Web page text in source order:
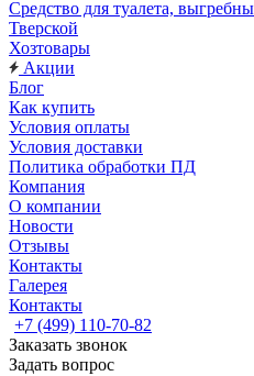
Средство для туалета,
Тверской
Хозтовары
Акции
Блог
Как купить
Условия оплаты
Условия доставки
Политика обработки ПД
Компания
О компании
Новости
Отзывы
Контакты
Галерея
Контакты
+7 (499) 110-70-82
Заказать звонок
Задать вопрос